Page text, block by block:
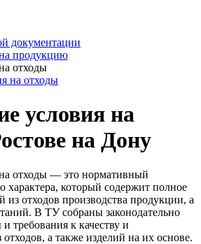
документации
продукцию
отходы
условия на
на Дону
отходы — это нормативный
характера, который содержит полное
из отходов производства продукции, а
В ТУ собраны законодательно
требования к качеству и
отходов, а также изделий на их основе.